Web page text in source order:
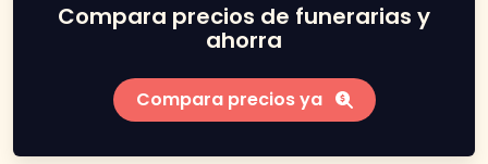
Compara precios de funerarias y
ahorra
Compara precios ya